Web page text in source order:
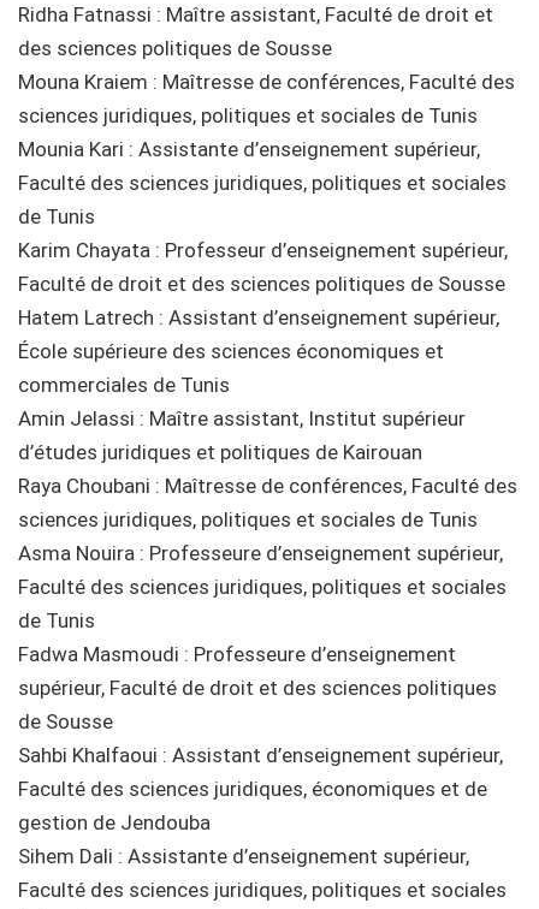
Ridha Fatnassi : Maître assistant, Faculté de droit et
des sciences politiques de Sousse
Mouna Kraiem : Maîtresse de conférences, Faculté des
sciences juridiques, politiques et sociales de Tunis
Mounia Kari : Assistante d’enseignement supérieur,
Faculté des sciences juridiques, politiques et sociales
de Tunis
Karim Chayata : Professeur d’enseignement supérieur,
Faculté de droit et des sciences politiques de Sousse
Hatem Latrech : Assistant d’enseignement supérieur,
École supérieure des sciences économiques et
commerciales de Tunis
Amin Jelassi : Maître assistant, Institut supérieur
d’études juridiques et politiques de Kairouan
Raya Choubani : Maîtresse de conférences, Faculté des
sciences juridiques, politiques et sociales de Tunis
Asma Nouira : Professeure d’enseignement supérieur,
Faculté des sciences juridiques, politiques et sociales
de Tunis
Fadwa Masmoudi : Professeure d’enseignement
supérieur, Faculté de droit et des sciences politiques
de Sousse
Sahbi Khalfaoui : Assistant d’enseignement supérieur,
Faculté des sciences juridiques, économiques et de
gestion de Jendouba
Sihem Dali : Assistante d’enseignement supérieur,
Faculté des sciences juridiques, politiques et sociales